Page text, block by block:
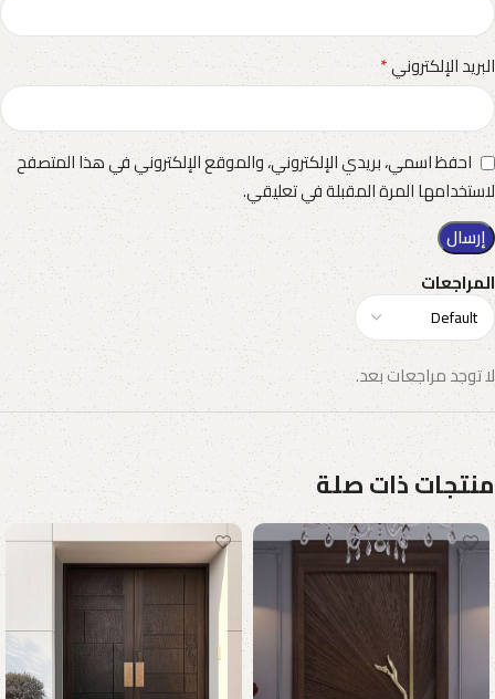
المراجعات
لا توجد مراجعات بعد.
البريد الإلكتروني*
احفظ اسمي، بريدي الإلكتروني، والموقع الإلكتروني في هذا المتصفح
لاستخدامها المرة المقبلة في تعليقي.
منتجات ذات صلة